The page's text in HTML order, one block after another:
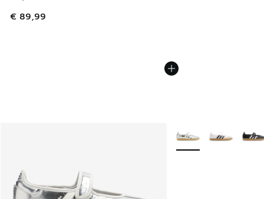
€ 89,99
Weitere Farben